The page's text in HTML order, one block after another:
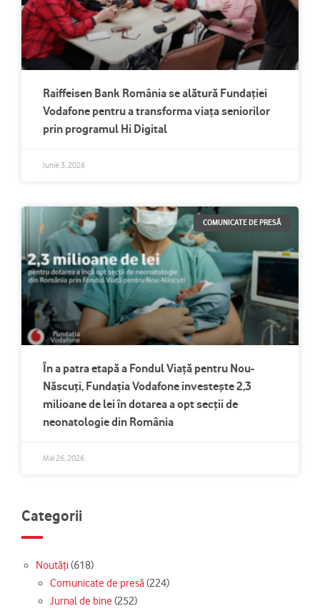
Raiffeisen Bank România se alătură Fundației
Vodafone pentru a transforma viața seniorilor
prin programul Hi Digital
Iunie 3, 2026
COMUNICATE DE PRESĂ
În a patra etapă a Fondul Viață pentru Nou-
Născuți, Fundația Vodafone investește 2,3
milioane de lei în dotarea a opt secții de
neonatologie din România
Mai 26, 2026
Categorii
Noutăți(618)
Comunicate de presă(224)
Jurnal de bine (252)